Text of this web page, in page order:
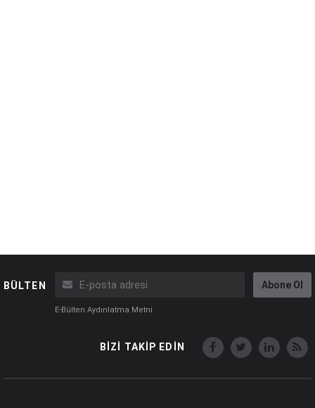
BÜLTEN Abone Ol
E-Bülten Aydınlatma Metni
BİZİ TAKİP EDİN